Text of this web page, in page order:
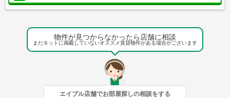
物件が見つからなかったら店舗に相談
まだネットに掲載していないオススメ賃貸物件がある場合がございます
エイブル店舗でお部屋探しの相談をする